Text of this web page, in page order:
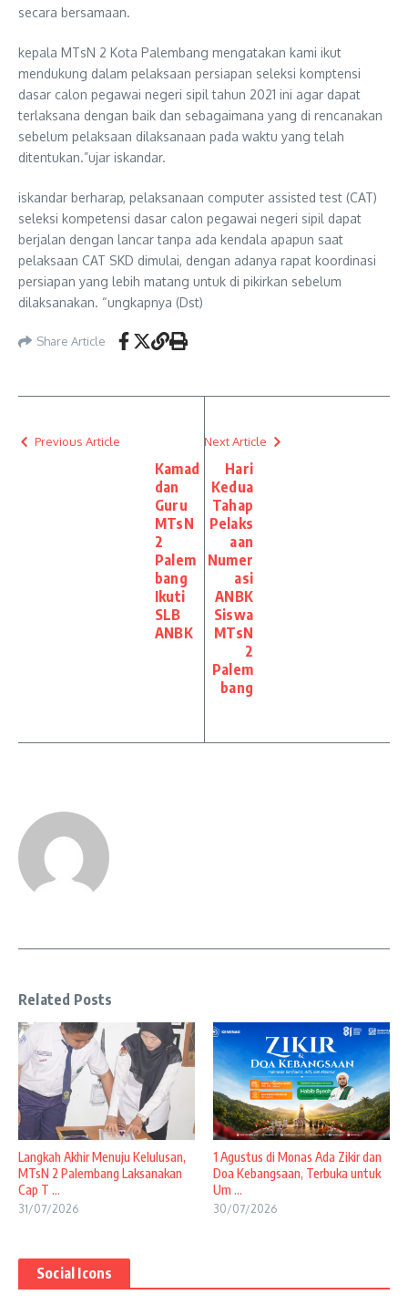
secara bersamaan.
kepala MTsN 2 Kota Palembang mengatakan kami ikut
mendukung dalam pelaksaan persiapan seleksi komptensi
dasar calon pegawai negeri sipil tahun 2021 ini agar dapat
terlaksana dengan baik dan sebagaimana yang di rencanakan
sebelum pelaksaan dilaksanaan pada waktu yang telah
ditentukan.”ujar iskandar.
iskandar berharap, pelaksanaan computer assisted test (CAT)
seleksi kompetensi dasar calon pegawai negeri sipil dapat
berjalan dengan lancar tanpa ada kendala apapun saat
pelaksaan CAT SKD dimulai, dengan adanya rapat koordinasi
persiapan yang lebih matang untuk di pikirkan sebelum
dilaksanakan. “ungkapnya (Dst)
Share Article
Previous Article
Kamad
dan
Guru
MTsN
2
Palem
bang
Ikuti
SLB
ANBK
Next Article
Hari
Kedua
Tahap
Pelaks
aan
Numer
asi
ANBK
Siswa
MTsN
2
Palem
bang
Related Posts
Langkah Akhir Menuju Kelulusan,
MTsN 2 Palembang Laksanakan
Cap T ...
31/07/2026
1 Agustus di Monas Ada Zikir dan
Doa Kebangsaan, Terbuka untuk
Um ...
30/07/2026
Social Icons